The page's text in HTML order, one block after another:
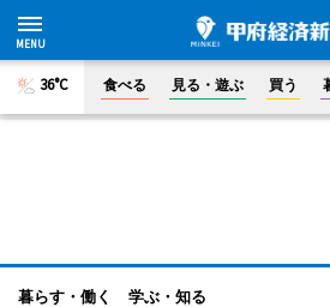
36°C 食べる 見る・遊ぶ 買う
暮らす・働く 学ぶ・知る